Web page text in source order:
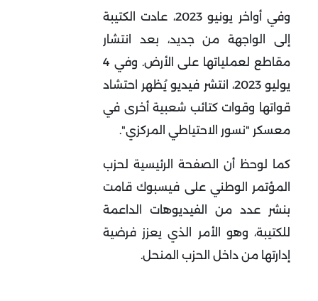
وفي أواخر يونيو 2023، عادت الكتيبة
إلى الواجهة من جديد، بعد انتشار
مقاطع لعملياتها على الأرض. وفي 4
يوليو 2023، انتشر فيديو يُظهر احتشاد
قواتها وقوات كتائب شعبية أخرى في
معسكر "نسور الاحتياطي المركزي".
كما لوحظ أن الصفحة الرئيسية لحزب
المؤتمر الوطني على فيسبوك قامت
بنشر عدد من الفيديوهات الداعمة
للكتيبة، وهو الأمر الذي يعزز فرضية
إدارتها من داخل الحزب المنحل.